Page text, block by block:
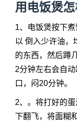
用电饭煲
1、电饭煲按下
以 倒入少许油，
的东西，然后蹲
2分钟左右会自
口，闷20分钟。
2、。将打好的
下翻飞，将面糊